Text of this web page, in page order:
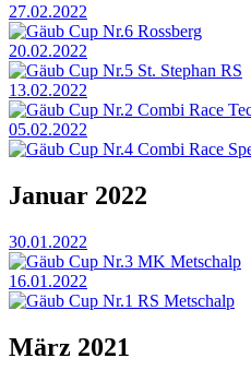
27.02.2022
Gäub Cup Nr.6 Rossberg
20.02.2022
Gäub Cup Nr.5 St. Stephan RS
13.02.2022
Gäub Cup Nr.2 Combi Race
05.02.2022
Gäub Cup Nr.4 Combi Race
Januar 2022
30.01.2022
Gäub Cup Nr.3 MK Metschalp
16.01.2022
Gäub Cup Nr.1 RS Metschalp
März 2021